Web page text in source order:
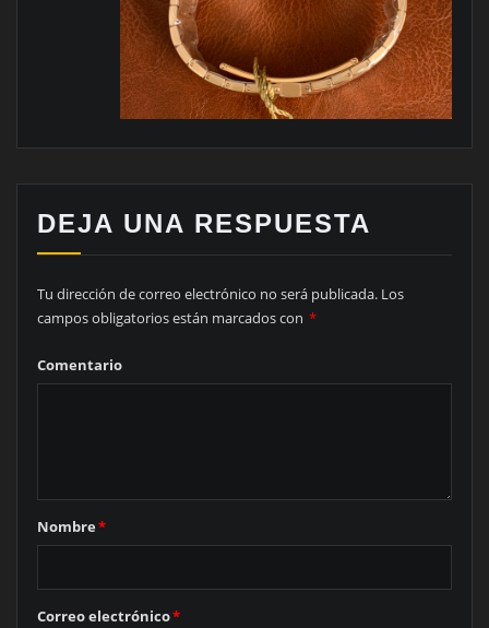
DEJA UNA RESPUESTA
Tu dirección de correo electrónico no será publicada. Los
campos obligatorios están marcados con *
Comentario
Nombre*
Correo electrónico*